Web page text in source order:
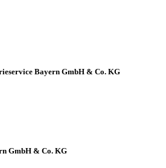
Bayern GmbH & Co. KG
GmbH & Co. KG